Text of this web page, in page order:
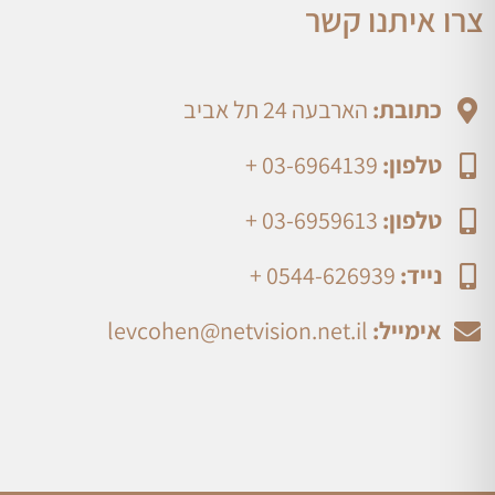
צרו איתנו קשר
כתובת: הארבעה 24 תל אביב
טלפון: 03-6964139 +
טלפון: 03-6959613 +
נייד: 0544-626939 +
אימייל: levcohen@netvision.net.il